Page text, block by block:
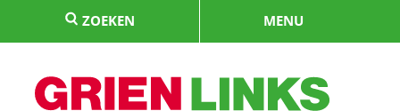
springen
ZOEKEN MENU